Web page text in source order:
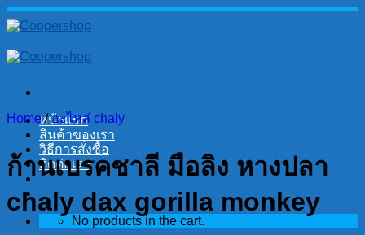
Skip
to
หน้าแรก
สินค้าของเรา
วิธีการสั่งซื้อ
ติดต่อเรา
No products in the cart.
Home / อะไหล่ chaly
ก้านเบรคชาลี มือลิง หางปลา
chaly dax gorilla monkey